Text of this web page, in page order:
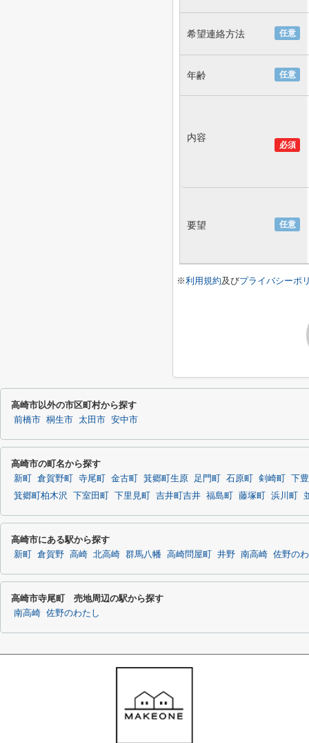
任意
希望連絡方法
任意
年齢
必須
内容
任意
要望
※利用規約及びプライバシーポ
高崎市以外の市区町村から探す
前橋市 桐生市 太田市 安中市
高崎市の町名から探す
新町 倉賀野町 寺尾町 金古町 箕郷町生原 足門町 石原町 剣崎町
下
箕郷町柏木沢
下室田町 下里見町 吉井町吉井 福島町 藤塚町 浜川町
高崎市にある駅から探す
新町 倉賀野 高崎 北高崎 群馬八幡 高崎問屋町 井野 南高崎 佐野の
高崎市寺尾町 売地周辺の駅から探す
南高崎 佐野のわたし